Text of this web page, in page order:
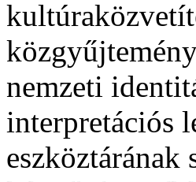
nemzeti
interpretációs
eszköztárának